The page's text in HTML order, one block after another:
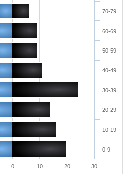
0-9
10-19
20-29
30-39
40-49
50-59
60-69
70-79
0 10 20 30